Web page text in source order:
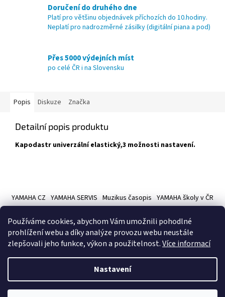
Používáme cookies, abychom Vám umožnili pohodlné
prohlížení webu a díky analýze provozu webu neustále
zlepšovali jeho funkce, výkon a použitelnost.Více informací
Nastavení
Doručení do druhého dne
Platí pro většinu objednávek příchozích do 10.hodiny.
Neplatí pro nadrozměrné zásilky (digitální piana a pod)
Přes 5000 výdejních míst
po celé ČR i na Slovensku
Popis Diskuze Značka
Detailní popis produktu
Kapodastr univerzální elastický,3 možnosti nastavení.
p
YAMAHA CZ YAMAHA SERVIS Muzikus časopis YAMAHA školy v ČR
Copyright 2026Hudební nástroje YAMAMUSIC. Všechna práva